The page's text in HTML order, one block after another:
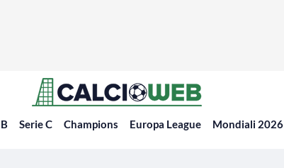
Serie C Champions Europa League Mondiali 2026